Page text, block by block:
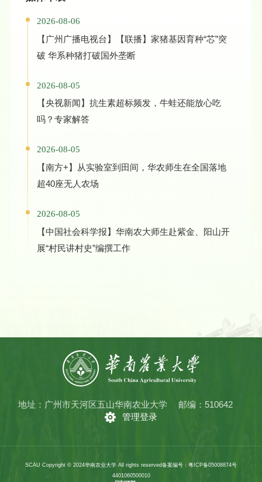
2026-08-06
【广州广播电视台】【联播】家猪基因育种“芯”突
破 华系种猪打破国外垄断
2026-08-05
【央视新闻】抗生素超标频发，牛蛙还能放心吃
吗？专家解答
2026-08-05
【南方+】从实验室到田间，华农师生在全国落地
超40座无人农场
2026-08-05
【中国社会科学报】华南农大师生赴紫金、阳山开
展“村民讲村史”编撰工作
地址：广州市天河区五山华南农业大学
邮编：510642
管理登录
SCAU Copyright © 2024华南农业大学 All rights reserved备案编号：粤ICP备05008874号
4401060500010